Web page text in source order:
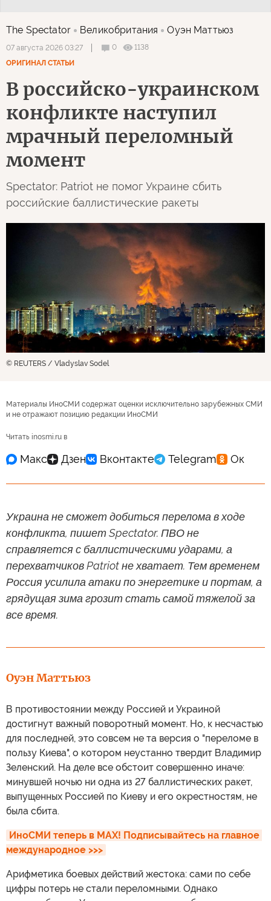
The Spectator Великобритания Оуэн Маттьюз
07 августа 2026 03:27 0
1138
ОРИГИНАЛ СТАТЬИ
В российско-украинском
конфликте наступил
мрачный переломный
момент
Spectator: Patriot не помог Украине сбить
российские баллистические ракеты
© REUTERS / Vladyslav Sodel
Материалы ИноСМИ содержат оценки исключительно зарубежных СМИ
и не отражают позицию редакции ИноСМИ
Читать inosmi.ru в
Украина не сможет добиться перелома в ходе
конфликта, пишет Spectator. ПВО не
справляется с баллистическими ударами, а
перехватчиков Patriot не хватает. Тем временем
Россия усилила атаки по энергетике и портам, а
грядущая зима грозит стать самой тяжелой за
все время.
Оуэн Маттьюз
В противостоянии между Россией и Украиной
достигнут важный поворотный момент. Но, к несчастью
для последней, это совсем не та версия о "переломе в
пользу Киева", о котором неустанно твердит Владимир
Зеленский. На деле все обстоит совершенно иначе:
минувшей ночью ни одна из 27 баллистических ракет,
выпущенных Россией по Киеву и его окрестностям, не
была сбита.
ИноСМИ теперь в MAX! Подписывайтесь на главное
международное >>>
Арифметика боевых действий жестока: сами по себе
цифры потерь не стали переломными. Однако